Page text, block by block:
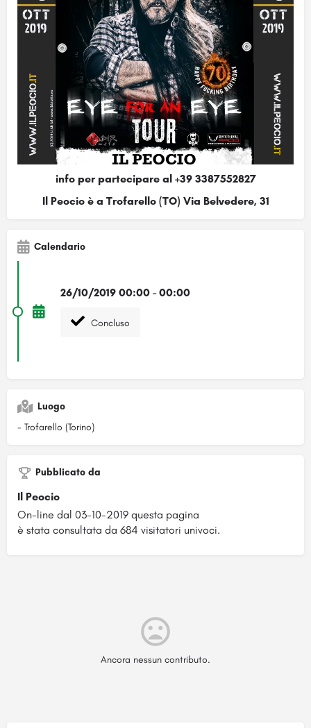
info per partecipare al +39 3387552827
Il Peocio è a Trofarello (TO) Via Belvedere, 31
Calendario
26/10/2019 00:00 - 00:00
Concluso
Luogo
- Trofarello (Torino)
Pubblicato da
Il Peocio
On-line dal 03-10-2019 questa pagina
è stata consultata da 684 visitatori univoci.
Ancora nessun contributo.